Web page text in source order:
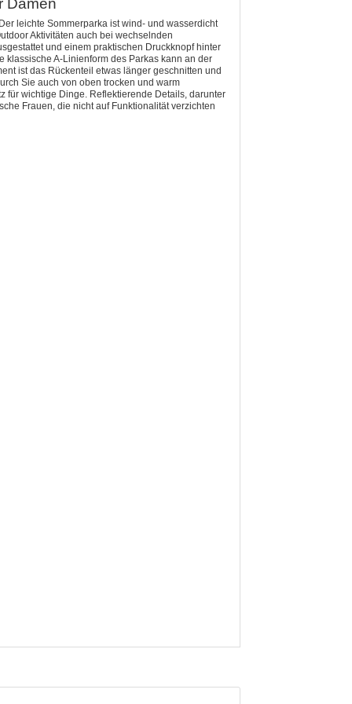
Damen
leichte Sommerparka ist wind- und wasserdicht
Aktivitäten auch bei wechselnden
und einem praktischen Druckknopf hinter
klassische A-Linienform des Parkas kann an der
ist das Rückenteil etwas länger geschnitten und
Sie auch von oben trocken und warm
für wichtige Dinge. Reflektierende Details, darunter
Frauen, die nicht auf Funktionalität verzichten